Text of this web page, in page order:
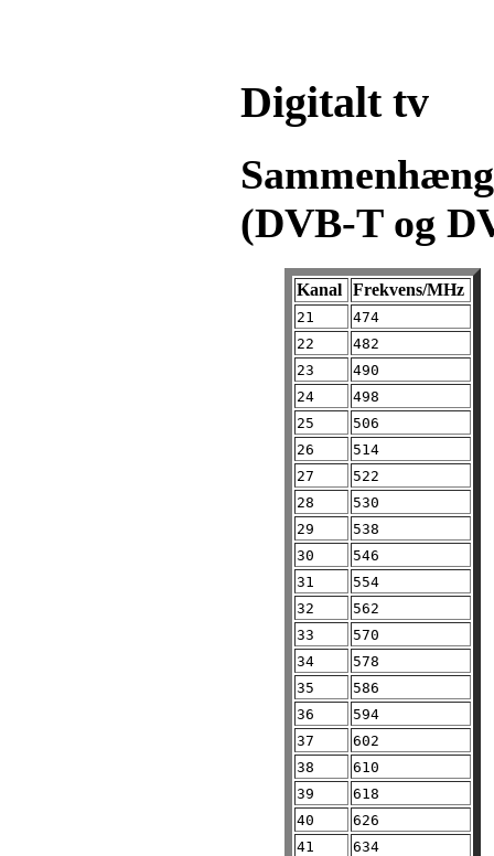
Digitalt tv
(DVB-T og
Kanal Frekvens/MHz
21
474
22
482
23
490
24
498
25
506
26
514
27
522
28
530
29
538
30
546
31
554
32
562
33
570
34
578
35
586
36
594
37
602
38
610
39
618
40
626
41
634